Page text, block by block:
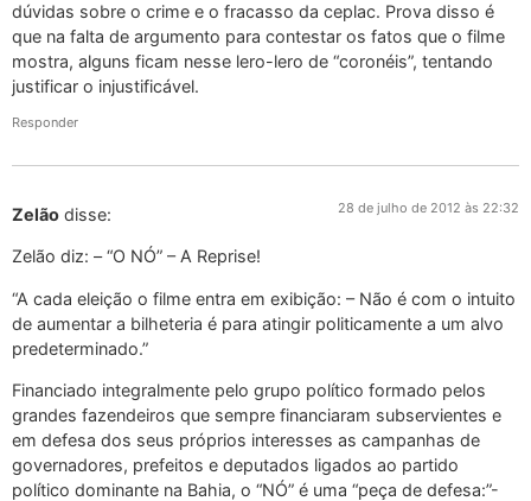
dúvidas sobre o crime e o fracasso da ceplac. Prova disso é
que na falta de argumento para contestar os fatos que o filme
mostra, alguns ficam nesse lero-lero de “coronéis”, tentando
justificar o injustificável.
Responder
Zelão disse: 28 de julho de 2012 às 22:32
Zelão diz: – “O NÓ” – A Reprise!
“A cada eleição o filme entra em exibição: – Não é com o intuito
de aumentar a bilheteria é para atingir politicamente a um alvo
predeterminado.”
Financiado integralmente pelo grupo político formado pelos
grandes fazendeiros que sempre financiaram subservientes e
em defesa dos seus próprios interesses as campanhas de
governadores, prefeitos e deputados ligados ao partido
político dominante na Bahia, o “NÓ” é uma “peça de defesa:”-